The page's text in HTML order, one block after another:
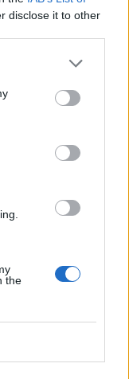
disclose it to other
the